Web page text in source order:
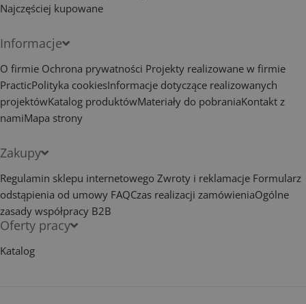
Najczęściej kupowane
Informacje
O firmie Ochrona prywatności Projekty realizowane w firmie
PracticPolityka cookiesInformacje dotyczące realizowanych
projektówKatalog produktówMateriały do pobraniaKontakt z
namiMapa strony
Zakupy
Regulamin sklepu internetowego Zwroty i reklamacje Formularz
odstąpienia od umowy FAQCzas realizacji zamówieniaOgólne
zasady współpracy B2B
Oferty pracy
Katalog